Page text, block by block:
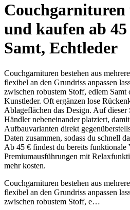
Couchgarnituren
und kaufen ab
Samt, Echtleder
Couchgarnituren bestehen aus
flexibel an den Grundriss anpassen
zwischen robustem Stoff, edlem Samt
Kunstleder. Oft ergänzen lose
Ablageflächen das Design. Auf dieser
Händler nebeneinander platziert,
Aufbauvarianten direkt
Daten zusammen, sodass du schnell
Ab 45 € findest du bereits funktionale
Premiumausführungen mit
mehr kosten.
Couchgarnituren bestehen aus
flexibel an den Grundriss anpassen
zwischen robustem Stoff, e…